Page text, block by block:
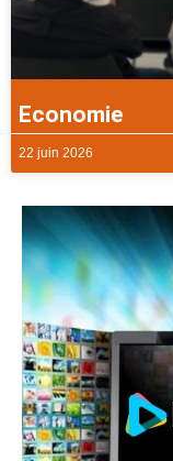
Economie
22 juin 2026